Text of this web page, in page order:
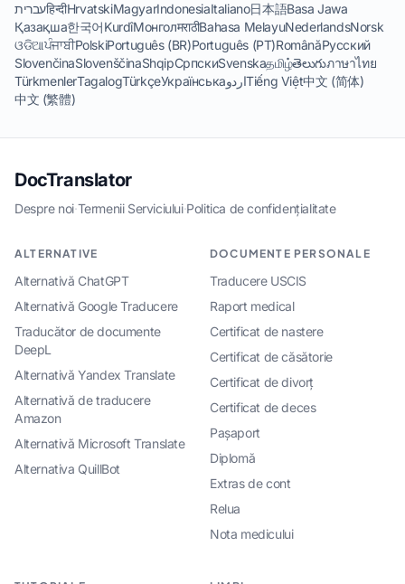
עבריתहिन्दीHrvatskiMagyarIndonesiaItaliano日本語Basa Jawa
Қазақша한국어KurdîМонголमराठीBahasa MelayuNederlandsNorsk
ଓଡିଆਪੰਜਾਬੀPolskiPortuguês (BR)Português (PT)RomânăРусский
SlovenčinaSlovenščinaShqipСрпскиSvenskaதமிழ்తెలుగుภาษาไทย
TürkmenlerTagalogTürkçeУкраїнськаاردوTiếng Việt中文 (简体)
中文 (繁體)
DocTranslator
Despre noi·Termenii Serviciului·Politica de confidențialitate
ALTERNATIVE
Alternativă ChatGPT
Alternativă Google Traducere
Traducător de documente
DeepL
Alternativă Yandex Translate
Alternativă de traducere
Amazon
Alternativă Microsoft Translate
Alternativa QuillBot
DOCUMENTE PERSONALE
Traducere USCIS
Raport medical
Certificat de nastere
Certificat de căsătorie
Certificat de divorț
Certificat de deces
Pașaport
Diplomă
Extras de cont
Relua
Nota medicului